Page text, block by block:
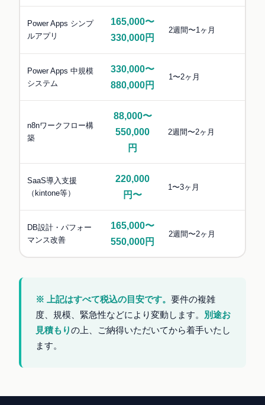
Power Apps シンプ
ルアプリ
165,000〜
330,000円
2週間〜1ヶ月
Power Apps 中規模
システム
330,000〜
880,000円
1〜2ヶ月
n8nワークフロー構
築
88,000〜
550,000
円
2週間〜2ヶ月
SaaS導入支援
（kintone等）
220,000
円〜
1〜3ヶ月
DB設計・パフォー
マンス改善
165,000〜
550,000円
2週間〜2ヶ月
※ 上記はすべて税込の目安です。要件の複雑
度、規模、緊急性などにより変動します。 別途お
見積もりの上、ご納得いただいてから着手いたし
ます。